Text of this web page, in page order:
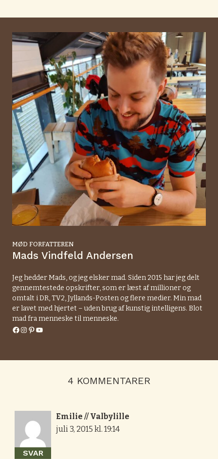
MØD FORFATTEREN
Mads Vindfeld Andersen
Jeg hedder Mads, og jeg elsker mad. Siden 2015 har jeg delt
gennemtestede opskrifter, som er læst af millioner og
omtalt i DR, TV2, Jyllands-Posten og flere medier. Min mad
er lavet med hjertet – uden brug af kunstig intelligens. Blot
mad fra menneske til menneske.
Facebook
Instagram
Pinterest
YouTube
4 KOMMENTARER
SVAR
Emilie // Valbylille
juli 3, 2015 kl. 19:14